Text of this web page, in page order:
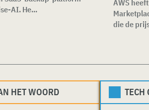
AI. He...
AWS
die de
HET WOORD TECH